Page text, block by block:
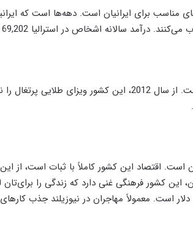
مناسب برای ایرانیان است. دهه‌ها است که
سالانه اشخاص در استرالیا 69,202 دلار است.
پرتغال یکی دیگر از کشورهای محبوب برای مهاجرت است. از سال 2012، این کشور ویزای طلایی
اقتصاد این کشور کاملاً با ثبات است، از این
این کشور فرهنگی غنی دارد که زندگی را
می‌کند. درآمد سالانه اشخاص در کشور نیوزیلند 88041 دلار است. معمولاً مهاجران در نیوزیلند